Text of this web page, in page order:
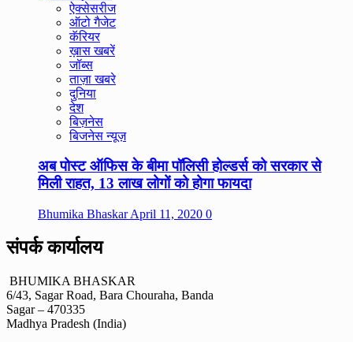
ऐक्सेसरीज
ऑटो गैजेट
कॅरियर
ख़ास खबरें
जॉब्स
ताज़ा खबरे
दुनिया
देश
बिज़नेस
बिजनेस न्यूज़
अब पोस्ट ऑफिस के बीमा पॉलिसी होल्डर्स को सरकार से
मिली राहत, 13 लाख लोगों को होगा फायदा
Bhumika BhaskarApril 11, 2020 0
संपर्क कार्यालय
BHUMIKA BHASKAR
6/43, Sagar Road, Bara Chouraha, Banda
Sagar – 470335
Madhya Pradesh (India)